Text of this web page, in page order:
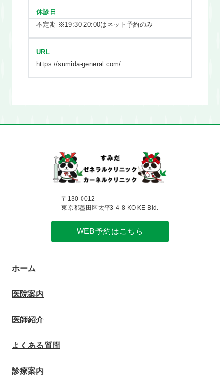
休診日
不定期 ※19:30-20:00はネット予約のみ
URL
https://sumida-general.com/
〒130-0012
東京都墨田区太平3-4-8 KOIKE Bld.
WEB予約はこちら
ホーム
医院案内
医師紹介
よくある質問
診療案内